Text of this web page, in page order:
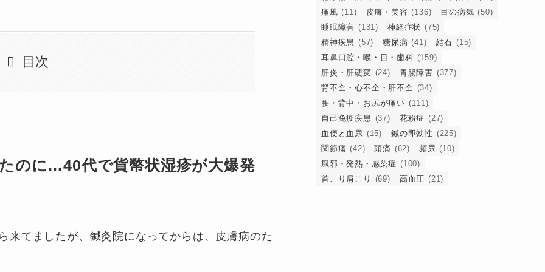
目次
のに…40代で貨幣状湿疹が大爆発
来てましたが、鍼灸院になってからは、皮膚病のた
痛風 (11) 皮膚・美容 (136) 目の病気 (50)
睡眠障害 (131) 神経症状 (75)
精神疾患 (57) 糖尿病 (41) 結石 (15)
耳鼻口腔・喉・目・歯科 (159)
肝炎・肝硬変 (24) 胃腸障害 (377)
腎不全・心不全・肝不全 (34)
腰・背中・お尻が痛い (111)
自己免疫疾患 (37) 花粉症 (27)
血便と血尿 (15) 鍼の即効性 (225)
関節痛 (42) 頭痛 (62) 頻尿 (10)
風邪・発熱・感染症 (100)
首こり肩こり
(69) 高血圧 (21)